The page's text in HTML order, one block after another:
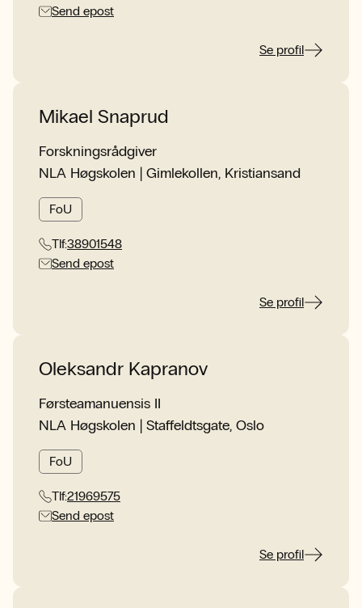
Send epost
Se profil
Mikael Snaprud
Forskningsrådgiver
NLA Høgskolen | Gimlekollen, Kristiansand
FoU
Tlf:38901548
Send epost
Se profil
Oleksandr Kapranov
Førsteamanuensis II
NLA Høgskolen | Staffeldtsgate, Oslo
FoU
Tlf:21969575
Send epost
Se profil